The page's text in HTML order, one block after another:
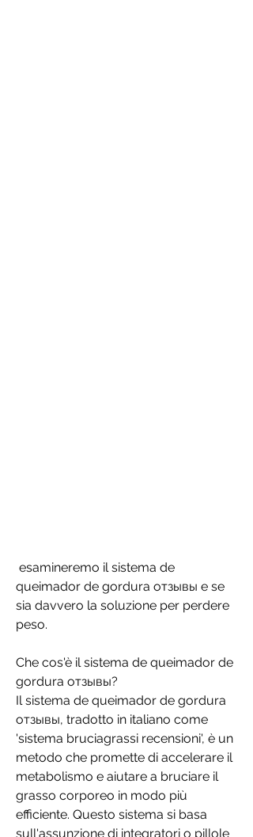
queimador de gordura отзывы e se
sia davvero la soluzione per perdere
peso.
Che cos'è il sistema de queimador de
gordura отзывы?
Il sistema de queimador de gordura
отзывы, tradotto in italiano come
'sistema bruciagrassi recensioni', è un
metodo che promette di accelerare il
metabolismo e aiutare a bruciare il
grasso corporeo in modo più
efficiente. Questo sistema si basa
sull'assunzione di integratori o pillole